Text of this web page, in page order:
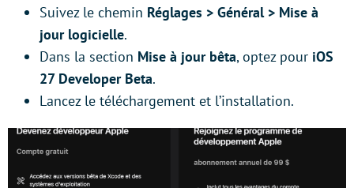
Suivez le chemin Réglages > Général > Mise à
jour logicielle.
Dans la section Mise à jour bêta, optez pour iOS
27 Developer Beta.
Lancez le téléchargement et l’installation.